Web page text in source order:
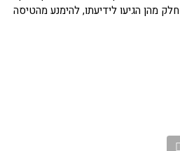
מהן הגיעו לידיעתו, להימנע מהטיסה